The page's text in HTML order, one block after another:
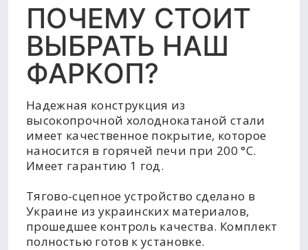
ПОЧЕМУ СТОИТ
ВЫБРАТЬ НАШ
ФАРКОП?
Надежная конструкция из
высокопрочной холоднокатаной стали
имеет качественное покрытие, которое
наносится в горячей печи при 200 °C.
Имеет гарантию 1 год.
Тягово-сцепное устройство сделано в
Украине из украинских материалов,
прошедшее контроль качества. Комплект
полностью готов к установке.